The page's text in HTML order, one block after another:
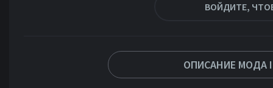
ВОЙДИТЕ,
ОПИСАНИЕ МОДА